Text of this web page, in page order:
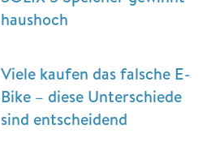
haushoch
Viele kaufen das falsche E-
Bike – diese Unterschiede
sind entscheidend